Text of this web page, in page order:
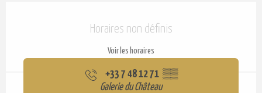
Horaires non définis
Voir les horaires
+33 7 48 12 71 ▒▒
Galerie du Château